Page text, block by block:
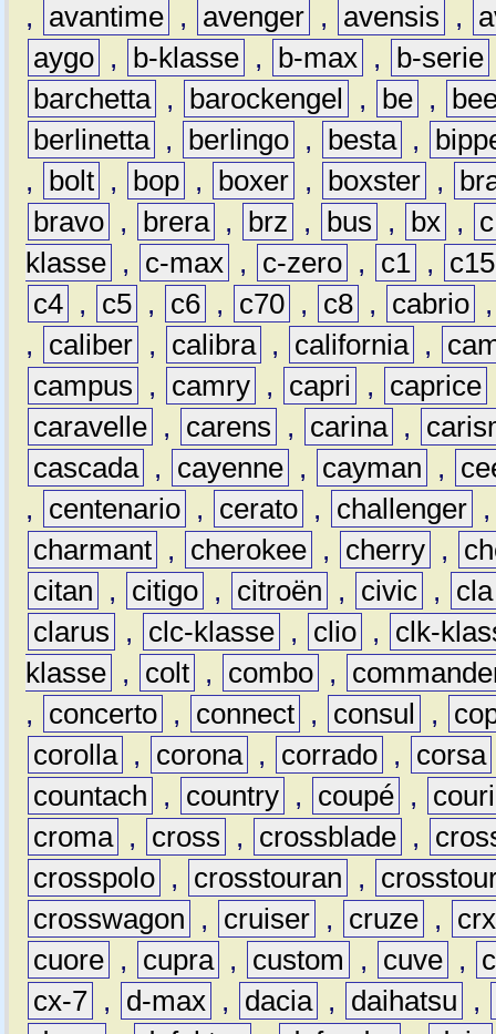
,
avantime , avenger , avensis ,
aygo , b-klasse , b-max , b-serie
barchetta , barockengel , be ,
berlinetta , berlingo , besta ,
,
bolt , bop , boxer , boxster ,
bravo , brera , brz , bus , bx ,
c
klasse , c-max , c-zero , c1 ,
c15
c4 , c5 , c6 , c70 , c8 , cabrio
,
caliber , calibra , california ,
campus
, camry , capri , caprice
caravelle , carens , carina ,
cascada , cayenne , cayman ,
,
centenario , cerato , challenger
charmant , cherokee , cherry ,
citan
, citigo , citroën , civic ,
cla
clarus
, clc-klasse , clio ,
clk-
klasse , colt , combo ,
,
concerto , connect , consul ,
corolla , corona , corrado , corsa
countach
, country , coupé ,
croma , cross , crossblade ,
crosspolo , crosstouran ,
crosswagon
, cruiser , cruze ,
crx
cuore , cupra , custom , cuve ,
cx-7 , d-max , dacia , daihatsu
,